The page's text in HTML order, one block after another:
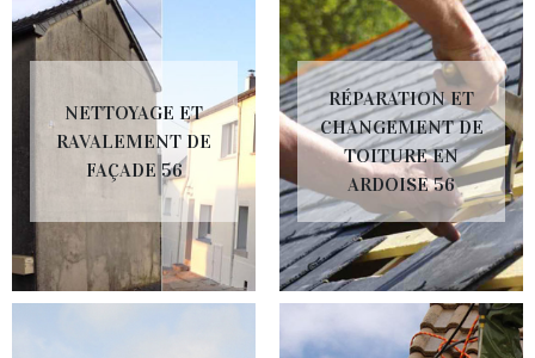
NETTOYAGE ET
RAVALEMENT DE
FAÇADE 56
RÉPARATION ET
CHANGEMENT DE
TOITURE EN
ARDOISE 56